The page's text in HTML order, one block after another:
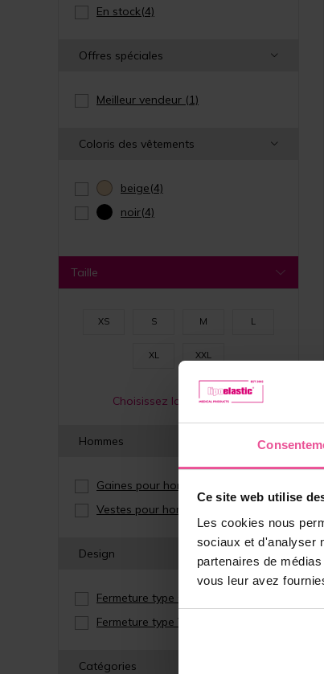
Ce site web utilise
Les cookies nous
sociaux et d'analyser
partenaires de
vous leur avez
En stock(4)
Offres spéciales
Meilleur vendeur (1)
Coloris des vêtements
beige(4)
noir(4)
Taille
XS S M L
XL XXL
Choisissez la bonne taille
Hommes
Gaines pour homme
Vestes pour hommes
Design
Fermeture type Comfort
Fermeture type Variant
Catégories